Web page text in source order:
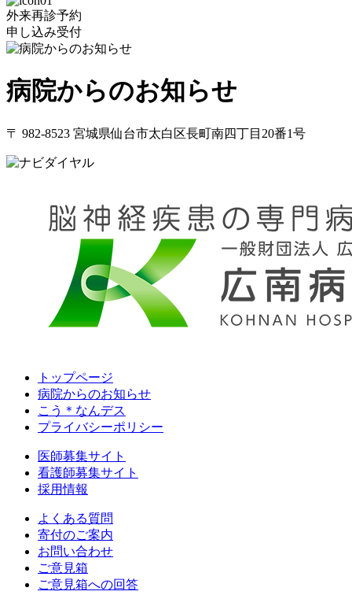
外来再診予約
申し込み受付
病院からのお知らせ
〒 982-8523 宮城県仙台市太白区長町南四丁目20番1号
トップページ
病院からのお知らせ
こう＊なんデス
プライバシーポリシー
医師募集サイト
看護師募集サイト
採用情報
よくある質問
寄付のご案内
お問い合わせ
ご意見箱
ご意見箱への回答